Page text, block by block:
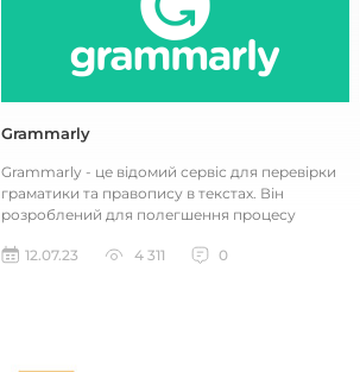
Grammarly
Grammarly - це відомий сервіс для перевірки
граматики та правопису в текстах. Він
розроблений для полегшення процесу
12.07.23
4 311 0